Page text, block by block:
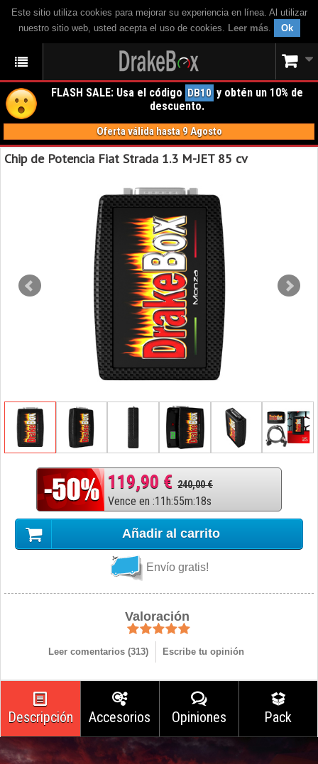
Este sitio utiliza cookies para mejorar su experiencia en línea. Al utilizar
nuestro sitio web, usted acepta el uso de cookies. Leer más. Ok
FLASH SALE: Usa el código DB10 y obtén un 10% de
descuento.
Oferta válida hasta 9 Agosto
Chip de Potencia Fiat Strada 1.3 M-JET 85 cv
119,90 € 240,00 €
Vence en :11h:55m:17s
Añadir al carrito
Envío gratis!
Valoración
Leer comentarios (313) Escribe tu opinión
Descripción Accesorios Opiniones Pack